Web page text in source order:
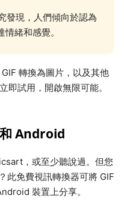
發現，人們傾向於認為
緒和感覺。
轉換為圖片，以及其他
即試用，開啟無限可能。
Android
，或至少聽說過。但您
此免費視訊轉換器可將 GIF
裝置上分享。